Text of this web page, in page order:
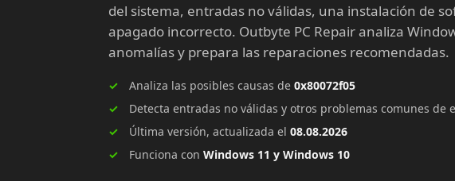
del sistema, entradas no válidas, una instalación de
apagado incorrecto. Outbyte PC Repair analiza
anomalías y prepara las reparaciones recomendadas.
Analiza las posibles causas de 0x80072f05
Detecta entradas no válidas y otros problemas comunes de
Última versión, actualizada el 08.08.2026
Funciona con Windows 11 y Windows 10